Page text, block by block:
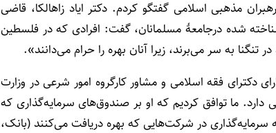
مذهبی اسلامی گفتگو کردم. دکتر ایاد زاهالکا، قاضی
شده درجامعۀ مسلمانان، گفت: افرادی که در فلسطین
به سر می‌برند، زیرا آنان بهره را حرام می‌دانند».
فقه اسلامی و مشاور کارگروه امور شرعی در وزارت
ما توافق کردیم که او بر صندوق‌های سرمایه‌گذاری که
در شرکت‌هایی که بهره دریافت می‌کنند (بانک،